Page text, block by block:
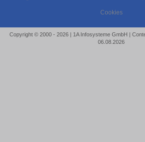
Cookies
Copyright © 2000 - 2026 | 1A Infosysteme GmbH |
06.08.2026